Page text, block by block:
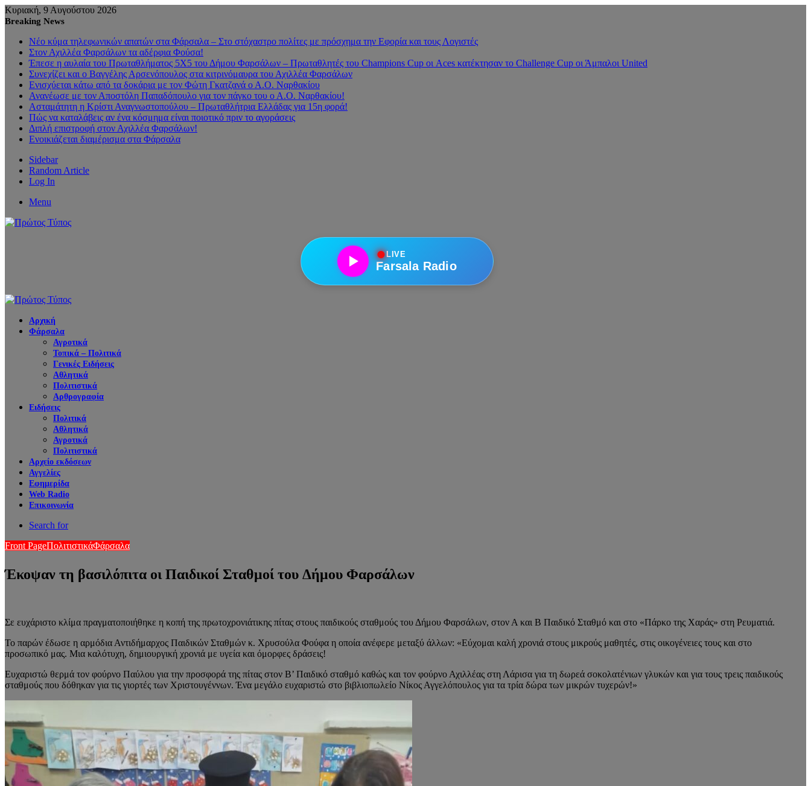
Κυριακή, 9 Αυγούστου 2026
Breaking News
Νέο κύμα τηλεφωνικών απατών στα Φάρσαλα – Στο στόχαστρο πολίτες με πρόσχημα την Εφορία και τους Λογιστές
Στον Αχιλλέα Φαρσάλων τα αδέρφια Φούσα!
Έπεσε η αυλαία του Πρωταθλήματος 5Χ5 του Δήμου Φαρσάλων – Πρωταθλητές του Champions Cup οι Aces κατέκτησαν το Challenge Cup οι Άμπαλοι United
Συνεχίζει και ο Βαγγέλης Αρσενόπουλος στα κιτρινόμαυρα του Αχιλλέα Φαρσάλων
Ενισχύεται κάτω από τα δοκάρια με τον Φώτη Γκατζανά ο Α.Ο. Ναρθακίου
Ανανέωσε με τον Αποστόλη Παπαδόπουλο για τον πάγκο του ο Α.Ο. Ναρθακίου!
Ασταμάτητη η Κρίστι Αναγνωστοπούλου – Πρωταθλήτρια Ελλάδας για 15η φορά!
Πώς να καταλάβεις αν ένα κόσμημα είναι ποιοτικό πριν το αγοράσεις
Διπλή επιστροφή στον Αχιλλέα Φαρσάλων!
Ενοικιάζεται διαμέρισμα στα Φάρσαλα
Sidebar
Random Article
Log In
Menu
●LIVE
Farsala Radio
Αρχική
Φάρσαλα
Αγροτικά
Τοπικά – Πολιτικά
Γενικές Ειδήσεις
Αθλητικά
Πολιτιστικά
Αρθρογραφία
Ειδήσεις
Πολιτικά
Αθλητικά
Αγροτικά
Πολιτιστικά
Αρχείο εκδόσεων
Αγγελίες
Εφημερίδα
Web Radio
Επικοινωνία
Search for
Front PageΠολιτιστικάΦάρσαλα
Έκοψαν τη βασιλόπιτα οι Παιδικοί Σταθμοί του Δήμου Φαρσάλων
Σε ευχάριστο κλίμα πραγματοποιήθηκε η κοπή της πρωτοχρονιάτικης πίτας στους παιδικούς σταθμούς του Δήμου Φαρσάλων, στον Α και Β Παιδικό Σταθμό και στο «Πάρκο της Χαράς» στη Ρευματιά.
Το παρών έδωσε η αρμόδια Αντιδήμαρχος Παιδικών Σταθμών κ. Χρυσούλα Φούφα η οποία ανέφερε μεταξύ άλλων: «Εύχομαι καλή χρονιά στους μικρούς μαθητές, στις οικογένειες τους και στο
προσωπικό μας. Μια καλότυχη, δημιουργική χρονιά με υγεία και όμορφες δράσεις!
Ευχαριστώ θερμά τον φούρνο Παύλου για την προσφορά της πίτας στον Β’ Παιδικό σταθμό καθώς και τον φούρνο Αχιλλέας στη Λάρισα για τη δωρεά σοκολατένιων γλυκών και για τους τρεις παιδικούς
σταθμούς που δόθηκαν για τις γιορτές των Χριστουγέννων. Ένα μεγάλο ευχαριστώ στο βιβλιοπωλείο Νίκος Αγγελόπουλος για τα τρία δώρα των μικρών τυχερών!»